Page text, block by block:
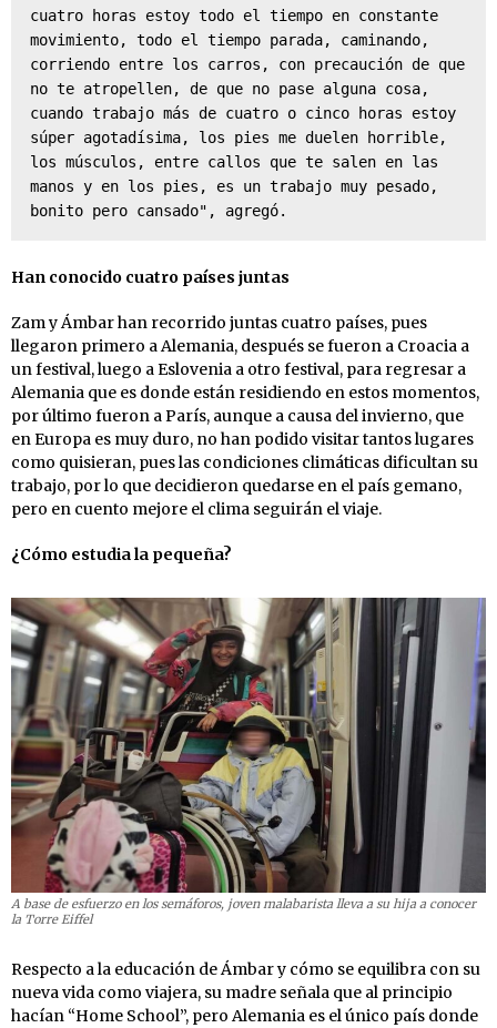
cuatro horas estoy todo el tiempo en constante
movimiento, todo el tiempo parada, caminando,
corriendo entre los carros, con precaución de que
no te atropellen, de que no pase alguna cosa,
cuando trabajo más de cuatro o cinco horas estoy
súper agotadísima, los pies me duelen horrible,
los músculos, entre callos que te salen en las
manos y en los pies, es un trabajo muy pesado,
bonito pero cansado", agregó.
Han conocido cuatro países juntas
Zam y Ámbar han recorrido juntas cuatro países, pues
llegaron primero a Alemania, después se fueron a Croacia a
un festival, luego a Eslovenia a otro festival, para regresar a
Alemania que es donde están residiendo en estos momentos,
por último fueron a París, aunque a causa del invierno, que
en Europa es muy duro, no han podido visitar tantos lugares
como quisieran, pues las condiciones climáticas dificultan su
trabajo, por lo que decidieron quedarse en el país gemano,
pero en cuento mejore el clima seguirán el viaje.
¿Cómo estudia la pequeña?
A base de esfuerzo en los semáforos, joven malabarista lleva a su hija a conocer
la Torre Eiffel
Respecto a la educación de Ámbar y cómo se equilibra con su
nueva vida como viajera, su madre señala que al principio
hacían “Home School”, pero Alemania es el único país donde